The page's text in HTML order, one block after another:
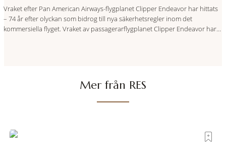
Vraket efter Pan American Airways-flygplanet Clipper Endeavor har hittats
– 74 år efter olyckan som bidrog till nya säkerhetsregler inom det
kommersiella flyget. Vraket av passagerarflygplanet Clipper Endeavor har
Mer från RES